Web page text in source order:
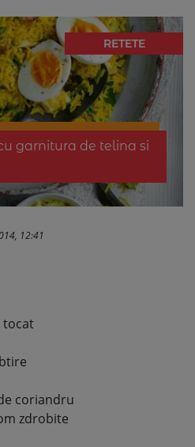
RETETE
garnitura de telina si
12:41
tocat
coriandru
zdrobite